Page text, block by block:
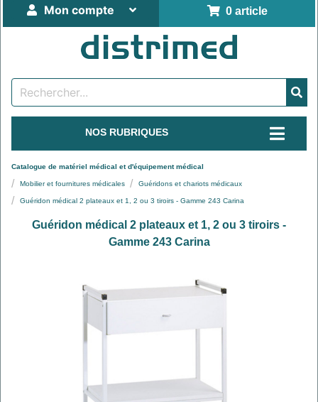
0 article
Mon compte
NOS RUBRIQUES
Catalogue de matériel médical et d'équipement médical
Mobilier et fournitures médicales Guéridons et chariots médicaux
Guéridon médical 2 plateaux et 1, 2 ou 3 tiroirs - Gamme 243 Carina
Guéridon médical 2 plateaux et 1, 2 ou 3 tiroirs -
Gamme 243 Carina